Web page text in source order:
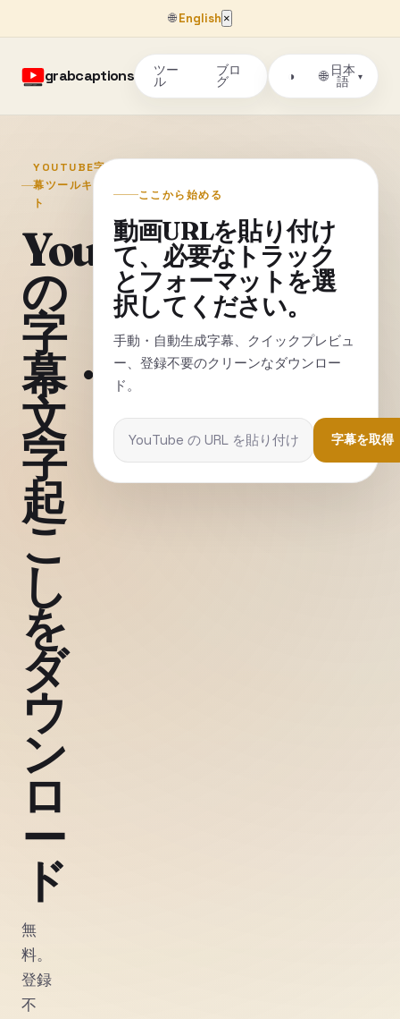
🌐English ×
grabcaptions ツー
ル
ブロ
グ ◑ 🌐 日本
語
▾
YOUTUBE字
幕ツールキッ
ト
YouTube
の
字
幕・
文
字
起
こ
し
を
ダ
ウ
ン
ロ
ー
ド
無
料。
登録
不
ここから始める
動画URLを貼り付け
て、必要なトラック
とフォーマットを選
択してください。
手動・自動生成字幕、クイックプレビュ
ー、登録不要のクリーンなダウンロー
ド。
字幕を取得